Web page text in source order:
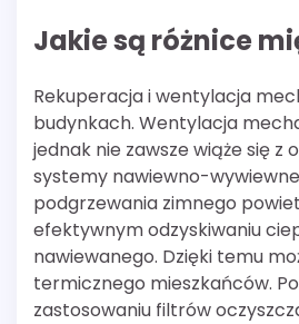
Jakie są różnice
Rekuperacja i wentylacja
budynkach. Wentylacja
jednak nie zawsze wiąże się
systemy nawiewno-
podgrzewania zimnego
efektywnym odzyskiwaniu
nawiewanego. Dzięki temu
termicznego mieszkańców.
zastosowaniu filtrów